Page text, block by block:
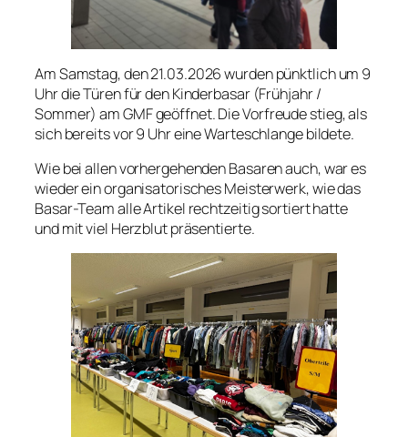
Am Samstag, den 21.03.2026 wurden pünktlich um 9
Uhr die Türen für den Kinderbasar (Frühjahr /
Sommer) am GMF geöffnet. Die Vorfreude stieg, als
sich bereits vor 9 Uhr eine Warteschlange bildete.
Wie bei allen vorhergehenden Basaren auch, war es
wieder ein organisatorisches Meisterwerk, wie das
Basar-Team alle Artikel rechtzeitig sortiert hatte
und mit viel Herzblut präsentierte.